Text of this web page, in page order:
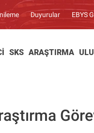
Duyurular EBYS
SKS ARAŞTIRMA